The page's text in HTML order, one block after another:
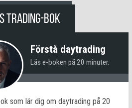
TRADING-BOK
Förstå daytrading
Läs e-boken på 20 minuter.
som lär dig om daytrading på 20